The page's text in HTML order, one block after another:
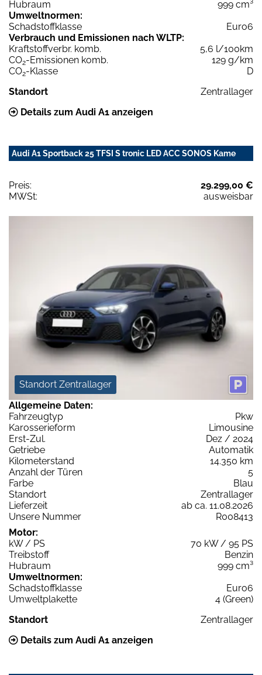
Hubraum
999 cm³
Umweltnormen:
Schadstoffklasse
Euro6
Verbrauch und Emissionen nach WLTP:
Kraftstoffverbr. komb.
5,6 l/100km
CO2-Emissionen komb.
129 g/km
CO2-Klasse
D
Standort
Zentrallager
Details zum Audi A1 anzeigen
Audi A1 Sportback 25 TFSI S tronic LED ACC SONOS Kame
Preis:
29.299,00 €
MWSt:
ausweisbar
Standort Zentrallager
Allgemeine Daten:
Fahrzeugtyp
Pkw
Karosserieform
Limousine
Erst-Zul.
Dez / 2024
Getriebe
Automatik
Kilometerstand
14.350 km
Anzahl der Türen
5
Farbe
Blau
Standort
Zentrallager
Lieferzeit
ab ca. 11.08.2026
Unsere Nummer
R008413
Motor:
kW / PS
70 kW / 95 PS
Treibstoff
Benzin
Hubraum
999 cm³
Umweltnormen:
Schadstoffklasse
Euro6
Umweltplakette
4 (Green)
Standort
Zentrallager
Details zum Audi A1 anzeigen